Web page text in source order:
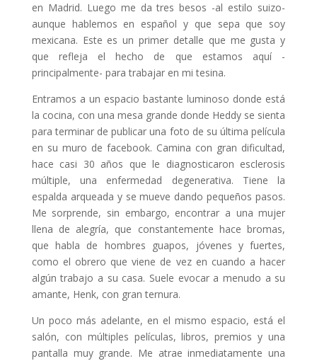
en Madrid. Luego me da tres besos -al estilo suizo-
aunque hablemos en español y que sepa que soy
mexicana. Este es un primer detalle que me gusta y
que refleja el hecho de que estamos aquí -
principalmente- para trabajar en mi tesina.
Entramos a un espacio bastante luminoso donde está
la cocina, con una mesa grande donde Heddy se sienta
para terminar de publicar una foto de su última película
en su muro de facebook. Camina con gran dificultad,
hace casi 30 años que le diagnosticaron esclerosis
múltiple, una enfermedad degenerativa. Tiene la
espalda arqueada y se mueve dando pequeños pasos.
Me sorprende, sin embargo, encontrar a una mujer
llena de alegría, que constantemente hace bromas,
que habla de hombres guapos, jóvenes y fuertes,
como el obrero que viene de vez en cuando a hacer
algún trabajo a su casa. Suele evocar a menudo a su
amante, Henk, con gran ternura.
Un poco más adelante, en el mismo espacio, está el
salón, con múltiples películas, libros, premios y una
pantalla muy grande. Me atrae inmediatamente una